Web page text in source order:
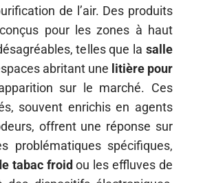
de l’air. Des produits
pour les zones à haut
telles que la salle
abritant une litière pour
sur le marché. Ces
souvent enrichis en agents
offrent une réponse sur
problématiques spécifiques,
tabac froid ou les effluves de